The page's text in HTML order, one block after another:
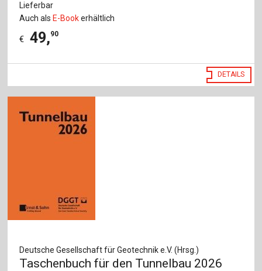
Lieferbar
Auch alsE-Bookerhältlich
€ 49,90
DETAILS
Deutsche Gesellschaft für Geotechnik e.V. (Hrsg.)
Taschenbuch für den Tunnelbau 2026